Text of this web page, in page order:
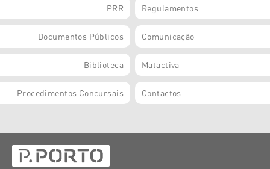
PRR Regulamentos
Documentos Públicos Comunicação
Biblioteca Matactiva
Procedimentos Concursais Contactos